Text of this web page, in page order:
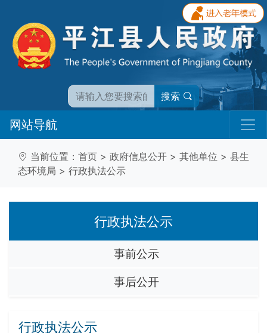
搜索
网站导航
当前位置： 首页 > 政府信息公开 > 其他单位 > 县生
态环境局 > 行政执法公示
行政执法公示
事前公示
事后公开
行政执法公示